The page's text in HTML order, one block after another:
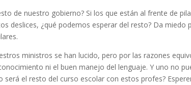
de nuestro gobierno? Si los que están al frente de
deslices, ¿qué podemos esperar del resto? Da miedo
ministros se han lucido, pero por las razones
ni el buen manejo del lenguaje. Y uno no
será el resto del curso escolar con estos profes?